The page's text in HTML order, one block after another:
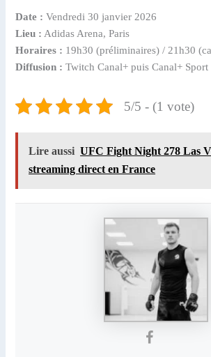
Date : Vendredi 30 janvier 2026
Lieu : Adidas Arena, Paris
Horaires : 19h30 (préliminaires) / 21h30
Diffusion : Twitch Canal+ puis Canal+ Sport
5/5 - (1 vote)
Lire aussi UFC Fight Night 278 Las
streaming direct en France